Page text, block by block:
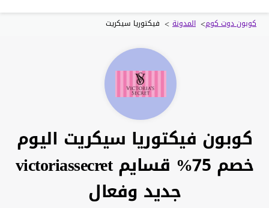
كوبون دوت كوم> المدونة > فيكتوريا سيكريت
كوبون فيكتوريا سيكريت اليوم
خصم 75% قسايم victoriassecret
جديد وفعال